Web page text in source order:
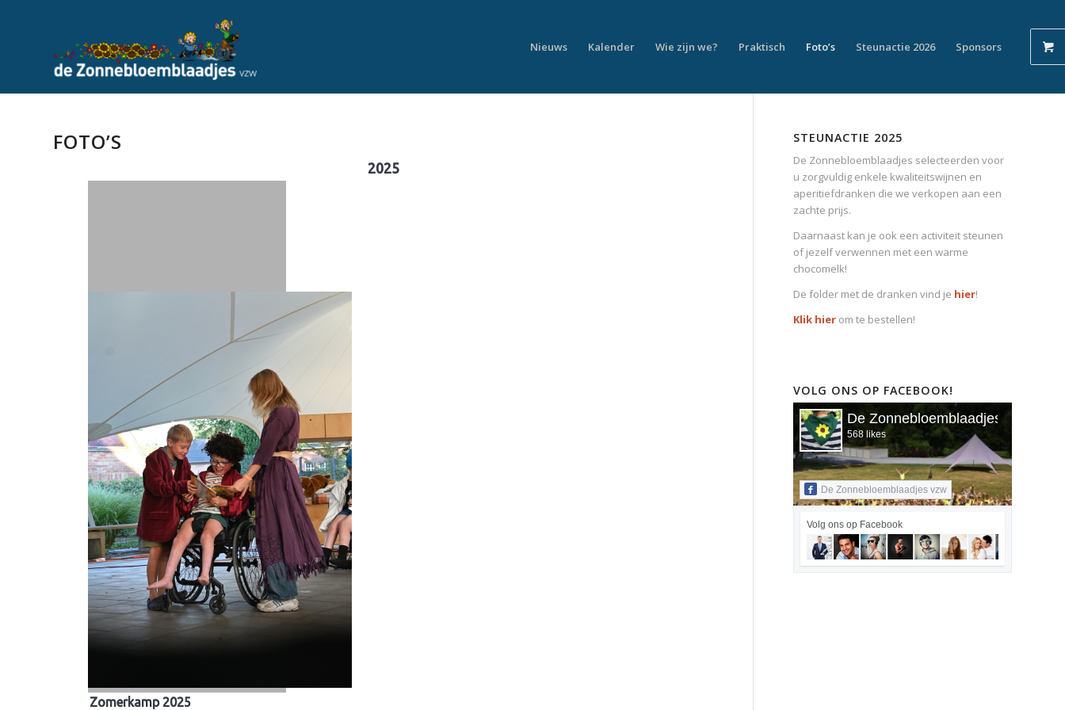
Nieuws Kalender Wie zijn we? Praktisch Foto’s Steunactie 2026 Sponsors
FOTO’S
2025
Zomerkamp 2025
STEUNACTIE 2025
De Zonnebloemblaadjes selecteerden voor
u zorgvuldig enkele kwaliteitswijnen en
aperitiefdranken die we verkopen aan een
zachte prijs.
Daarnaast kan je ook een activiteit steunen
of jezelf verwennen met een warme
chocomelk!
De folder met de dranken vind je hier!
Klik hier om te bestellen!
VOLG ONS OP FACEBOOK!
De Zonnebloemblaadjes vzw
568 likes
De Zonnebloemblaadjes vzw
Volg ons op Facebook